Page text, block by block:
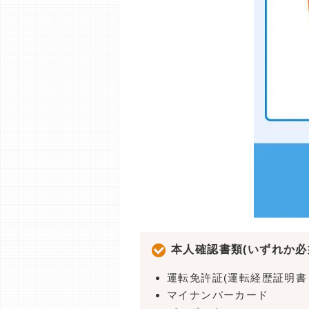
本人確認書類(いずれか
運転免許証(運転経歴証明書
マイナンバーカード